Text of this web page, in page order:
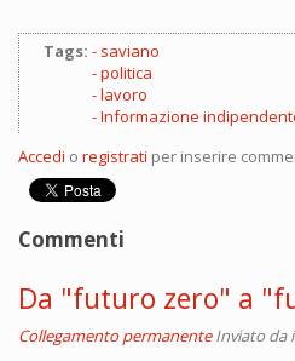
Tags:
saviano
politica
lavoro
Informazione
Accedi o registrati per inserire
Commenti
Da "futuro zero" a
Collegamento permanente Inviato da